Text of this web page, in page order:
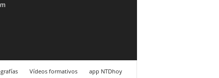
Vídeos formativos app NTDhoy